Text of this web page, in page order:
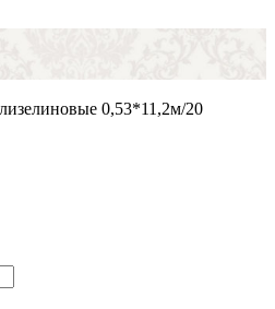
0,53*11,2м/20